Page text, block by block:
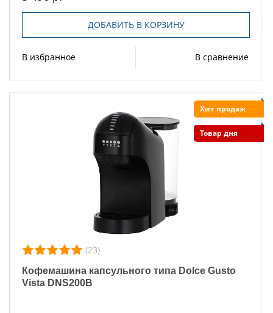
ДОБАВИТЬ В КОРЗИНУ
В избранное В сравнение
Хит продаж
Товар дня
(23)
Кофемашина капсульного типа Dolce Gusto
Vista DNS200B